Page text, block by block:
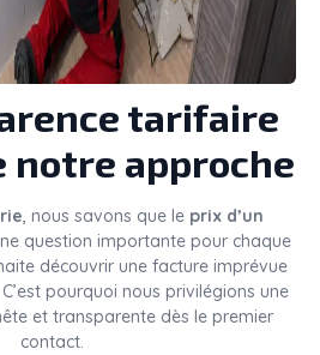
tarifaire
notre approche
, nous savons que le prix d’un
question importante pour chaque
découvrir une facture imprévue
pourquoi nous privilégions une
et transparente dès le premier
contact.